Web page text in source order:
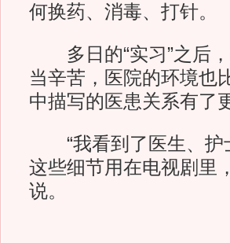
何换药、消毒、打针。
多日的“实习”之后，
当辛苦，医院的环境也
中描写的医患关系有了
“我看到了医生、护
这些细节用在电视剧里
说。